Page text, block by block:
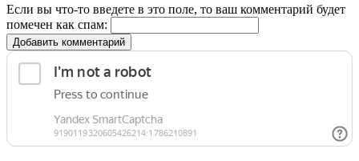
Если вы что-то введете в это поле, то ваш комментарий будет
помечен как спам:
Добавить комментарий